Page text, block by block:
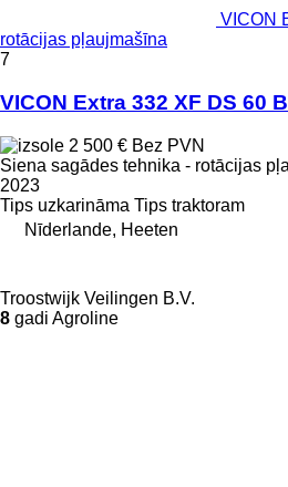
VICON
rotācijas pļaujmašīna
7
VICON Extra 332 XF DS 60
2 500 € Bez PVN
Siena sagādes tehnika - rotācijas
2023
Tips uzkarināma Tips traktoram
Nīderlande, Heeten
Troostwijk Veilingen B.V.
8 gadi Agroline